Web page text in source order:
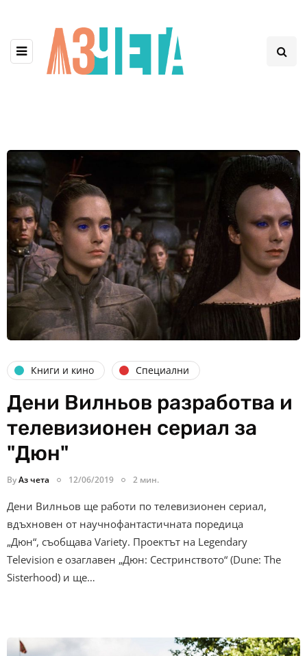
Книги и кино Специални
Дени Вилньов разработва и
телевизионен сериал за
"Дюн"
ByАз чета 12/06/2019 2 мин.
Дени Вилньов ще работи по телевизионен сериал,
вдъхновен от научнофантастичната поредица
„Дюн“, съобщава Variety. Проектът на Legendary
Television е озаглавен „Дюн: Сестринството“ (Dune: The
Sisterhood) и ще…